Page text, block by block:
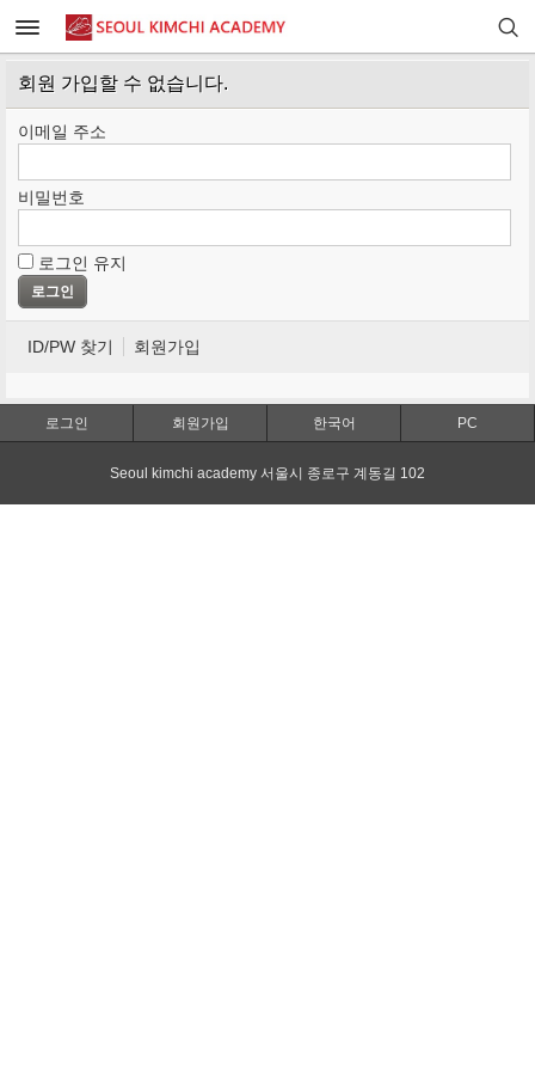
회원 가입할 수 없습니다.
이메일 주소
비밀번호
로그인 유지
ID/PW 찾기 회원가입
로그인 회원가입 한국어 PC
Seoul kimchi academy 서울시 종로구 계동길 102